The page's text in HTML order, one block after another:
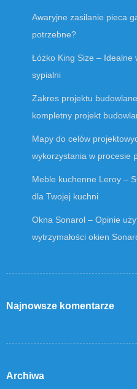
Awaryjne zasilanie pieca
potrzebne?
Łóżko King Size – Idealne
sypialni
Zakres projektu
kompletny projekt
Mapy do celów
wykorzystania w procesie
Meble kuchenne Leroy –
dla Twojej kuchni
Okna Sonarol – Opinie
wytrzymałości okien
Najnowsze komentarze
Archiwa